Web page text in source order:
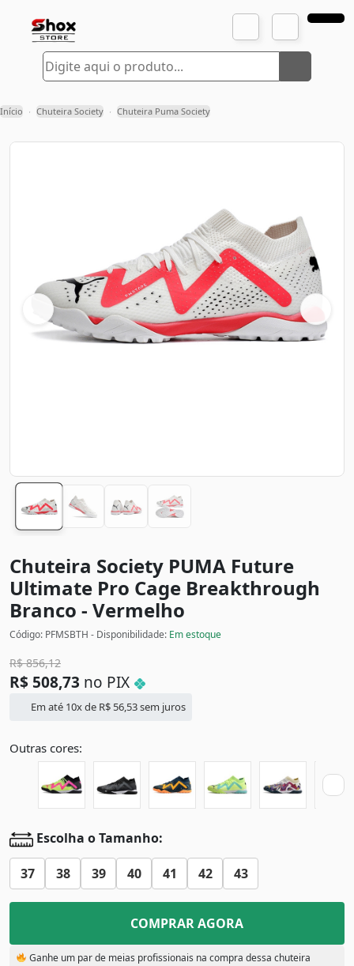
Início › Chuteira Society › Chuteira Puma Society
Chuteira Society PUMA Future
Ultimate Pro Cage Breakthrough
Branco - Vermelho
Código: PFMSBTH - Disponibilidade: Em estoque
R$856,12
R$ 508,73 no PIX
Em até 10x de R$ 56,53sem juros
Outras cores:
Escolha o Tamanho:
37 38 39 40 41 42 43
COMPRAR AGORA
Ganhe um par de meias profissionais na compra dessa chuteira